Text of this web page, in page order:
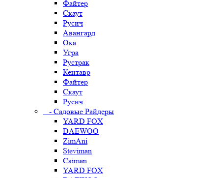
Файтер
Скаут
Русич
Авангард
Ока
Угра
Рустрак
Кентавр
Файтер
Скаут
Русич
- Садовые Райдеры
YARD FOX
DAEWOO
ZimAni
Steviman
Caiman
YARD FOX